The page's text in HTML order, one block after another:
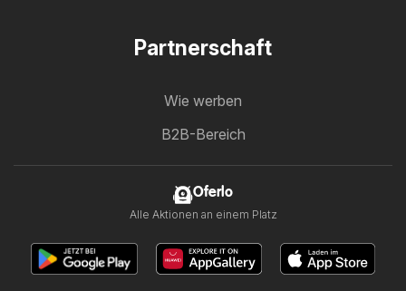
Partnerschaft
Wie werben
B2B-Bereich
Oferlo
Alle Aktionen an einem Platz